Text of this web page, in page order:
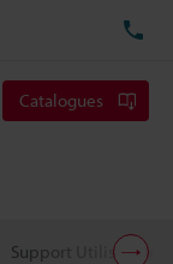
Catalogues
Support Utilisateur